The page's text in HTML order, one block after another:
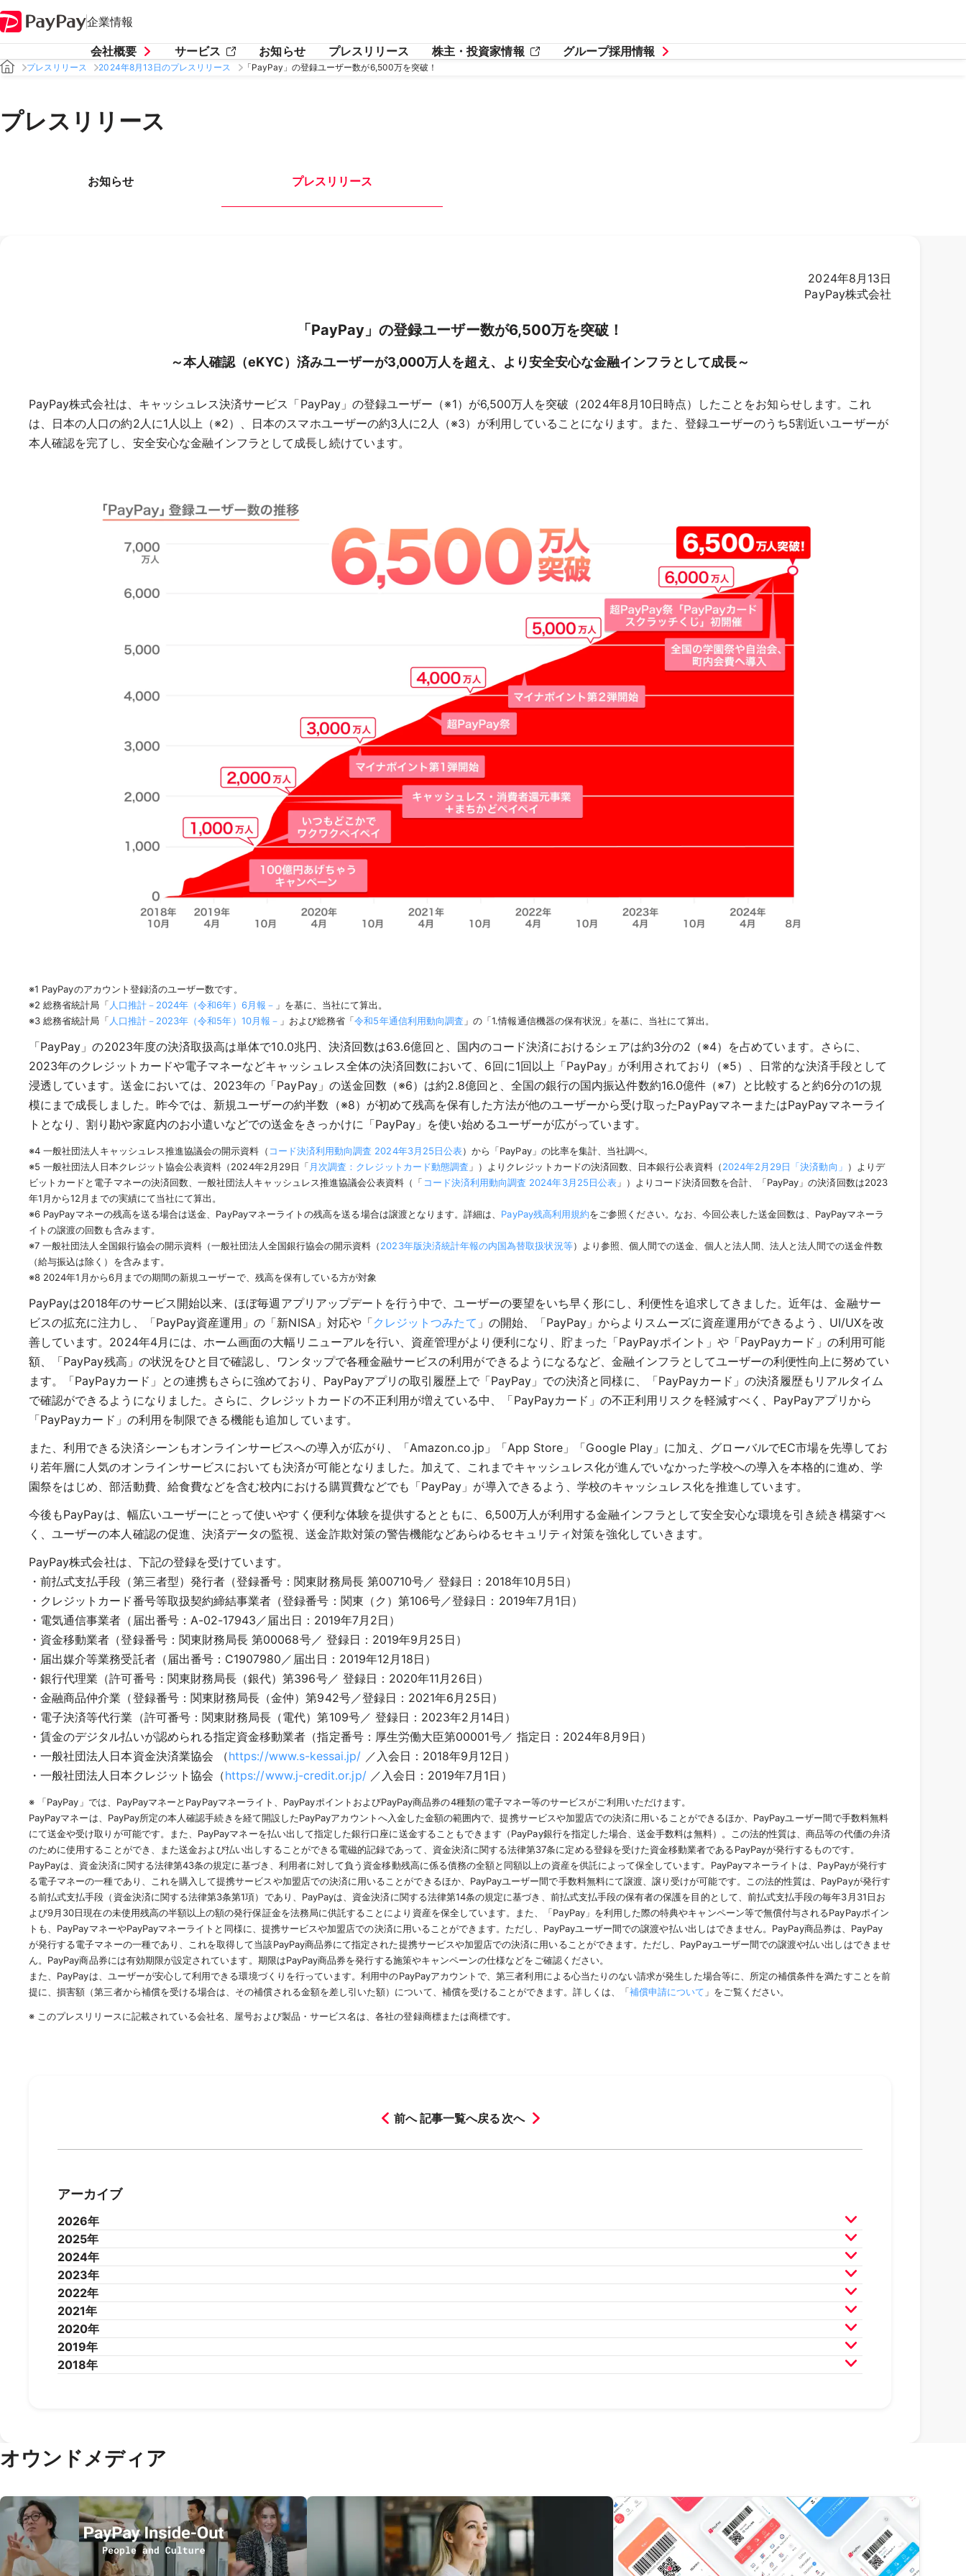
企業情報
会社概要 サービス お知らせ プレスリリース 株主・投資家情報 グループ採用情報
プレスリリース 2024年8月13日のプレスリリース 「PayPay」の登録ユーザー数が6,500万を突破！
プレスリリース
お知らせ プレスリリース
2024年8月13日
PayPay株式会社
「PayPay」の登録ユーザー数が6,500万を突破！
～本人確認（eKYC）済みユーザーが3,000万人を超え、より安全安心な金融インフラとして成長～
PayPay株式会社は、キャッシュレス決済サービス「PayPay」の登録ユーザー（※1）が6,500万人を突破（2024年8月10日時点）したことをお知らせします。これ
は、日本の人口の約2人に1人以上（※2）、日本のスマホユーザーの約3人に2人（※3）が利用していることになります。また、登録ユーザーのうち5割近いユーザーが
本人確認を完了し、安全安心な金融インフラとして成長し続けています。
※1 PayPayのアカウント登録済のユーザー数です。
※2 総務省統計局「 人口推計－2024年（令和6年）6月報－ 」を基に、当社にて算出。
※3 総務省統計局「 人口推計－2023年（令和5年）10月報－ 」および総務省「令和5年通信利用動向調査 」の「1.情報通信機器の保有状況」を基に、当社にて算出。
「PayPay」の2023年度の決済取扱高は単体で10.0兆円、決済回数は63.6億回と、国内のコード決済におけるシェアは約3分の2（※4）を占めています。さらに、
2023年のクレジットカードや電子マネーなどキャッシュレス全体の決済回数において、6回に1回以上「PayPay」が利用されており（※5）、日常的な決済手段として
浸透しています。送金においては、2023年の「PayPay」の送金回数（※6）は約2.8億回と、全国の銀行の国内振込件数約16.0億件（※7）と比較すると約6分の1の規
模にまで成長しました。昨今では、新規ユーザーの約半数（※8）が初めて残高を保有した方法が他のユーザーから受け取ったPayPayマネーまたはPayPayマネーライ
トとなり、割り勘や家庭内のお小遣いなどでの送金をきっかけに「PayPay」を使い始めるユーザーが広がっています。
※4 一般社団法人キャッシュレス推進協議会の開示資料（ コード決済利用動向調査 2024年3月25日公表）から「PayPay」の比率を集計、当社調べ。
※5 一般社団法人日本クレジット協会公表資料（2024年2月29日「 月次調査：クレジットカード動態調査 」）よりクレジットカードの決済回数、日本銀行公表資料（2024年2月29日「決済動向」 ）よりデ
ビットカードと電子マネーの決済回数、一般社団法人キャッシュレス推進協議会公表資料（「 コード決済利用動向調査 2024年3月25日公表」）よりコード決済回数を合計、「PayPay」の決済回数は2023
年1月から12月までの実績にて当社にて算出。
※6 PayPayマネーの残高を送る場合は送金、PayPayマネーライトの残高を送る場合は譲渡となります。詳細は、 PayPay残高利用規約をご参照ください。なお、今回公表した送金回数は、PayPayマネーラ
イトの譲渡の回数も含みます。
※7 一般社団法人全国銀行協会の開示資料（一般社団法人全国銀行協会の開示資料（2023年版決済統計年報の内国為替取扱状況等）より参照、個人間での送金、個人と法人間、法人と法人間での送金件数
（給与振込は除く）を含みます。
※8 2024年1月から6月までの期間の新規ユーザーで、残高を保有している方が対象
PayPayは2018年のサービス開始以来、ほぼ毎週アプリアップデートを行う中で、ユーザーの要望をいち早く形にし、利便性を追求してきました。近年は、金融サー
ビスの拡充に注力し、「PayPay資産運用」の「新NISA」対応や「クレジットつみたて 」の開始、「PayPay」からよりスムーズに資産運用ができるよう、UI/UXを改
善しています。2024年4月には、ホーム画面の大幅リニューアルを行い、資産管理がより便利になり、貯まった「PayPayポイント」や「PayPayカード」の利用可能
額、「PayPay残高」の状況をひと目で確認し、ワンタップで各種金融サービスの利用ができるようになるなど、金融インフラとしてユーザーの利便性向上に努めてい
ます。「PayPayカード」との連携もさらに強めており、PayPayアプリの取引履歴上で「PayPay」での決済と同様に、「PayPayカード」の決済履歴もリアルタイム
で確認ができるようになりました。さらに、クレジットカードの不正利用が増えている中、「PayPayカード」の不正利用リスクを軽減すべく、PayPayアプリから
「PayPayカード」の利用を制限できる機能も追加しています。
また、利用できる決済シーンもオンラインサービスへの導入が広がり、「Amazon.co.jp」「App Store」「Google Play」に加え、グローバルでEC市場を先導してお
り若年層に人気のオンラインサービスにおいても決済が可能となりました。加えて、これまでキャッシュレス化が進んでいなかった学校への導入を本格的に進め、学
園祭をはじめ、部活動費、給食費などを含む校内における購買費などでも「PayPay」が導入できるよう、学校のキャッシュレス化を推進しています。
今後もPayPayは、幅広いユーザーにとって使いやすく便利な体験を提供するとともに、6,500万人が利用する金融インフラとして安全安心な環境を引き続き構築すべ
く、ユーザーの本人確認の促進、決済データの監視、送金詐欺対策の警告機能などあらゆるセキュリティ対策を強化していきます。
PayPay株式会社は、下記の登録を受けています。
・前払式支払手段（第三者型）発行者（登録番号：関東財務局長 第00710号／ 登録日：2018年10月5日）
・クレジットカード番号等取扱契約締結事業者（登録番号：関東（ク）第106号／登録日：2019年7月1日）
・電気通信事業者（届出番号：A-02-17943／届出日：2019年7月2日）
・資金移動業者（登録番号：関東財務局長 第00068号／ 登録日：2019年9月25日）
・届出媒介等業務受託者（届出番号：C1907980／届出日：2019年12月18日）
・銀行代理業（許可番号：関東財務局長（銀代）第396号／ 登録日：2020年11月26日）
・金融商品仲介業（登録番号：関東財務局長（金仲）第942号／登録日：2021年6月25日）
・電子決済等代行業（許可番号：関東財務局長（電代）第109号／ 登録日：2023年2月14日）
・賃金のデジタル払いが認められる指定資金移動業者（指定番号：厚生労働大臣第00001号／ 指定日：2024年8月9日）
・一般社団法人日本資金決済業協会 （https://www.s-kessai.jp/ ／入会日：2018年9月12日）
・一般社団法人日本クレジット協会（https://www.j-credit.or.jp/／入会日：2019年7月1日）
※ 「PayPay」では、PayPayマネーとPayPayマネーライト、PayPayポイントおよびPayPay商品券の4種類の電子マネー等のサービスがご利用いただけます。
PayPayマネーは、PayPay所定の本人確認手続きを経て開設したPayPayアカウントへ入金した金額の範囲内で、提携サービスや加盟店での決済に用いることができるほか、PayPayユーザー間で手数料無料
にて送金や受け取りが可能です。また、PayPayマネーを払い出して指定した銀行口座に送金することもできます（PayPay銀行を指定した場合、送金手数料は無料）。この法的性質は、商品等の代価の弁済
のために使用することができ、また送金および払い出しすることができる電磁的記録であって、資金決済に関する法律第37条に定める登録を受けた資金移動業者であるPayPayが発行するものです。
PayPayは、資金決済に関する法律第43条の規定に基づき、利用者に対して負う資金移動残高に係る債務の全額と同額以上の資産を供託によって保全しています。PayPayマネーライトは、PayPayが発行す
る電子マネーの一種であり、これを購入して提携サービスや加盟店での決済に用いることができるほか、PayPayユーザー間で手数料無料にて譲渡、譲り受けが可能です。この法的性質は、PayPayが発行す
る前払式支払手段（資金決済に関する法律第3条第1項）であり、PayPayは、資金決済に関する法律第14条の規定に基づき、前払式支払手段の保有者の保護を目的として、前払式支払手段の毎年3月31日お
よび9月30日現在の未使用残高の半額以上の額の発行保証金を法務局に供託することにより資産を保全しています。また、「PayPay」を利用した際の特典やキャンペーン等で無償付与されるPayPayポイン
トも、PayPayマネーやPayPayマネーライトと同様に、提携サービスや加盟店での決済に用いることができます。ただし、PayPayユーザー間での譲渡や払い出しはできません。PayPay商品券は、PayPay
が発行する電子マネーの一種であり、これを取得して当該PayPay商品券にて指定された提携サービスや加盟店での決済に用いることができます。ただし、PayPayユーザー間での譲渡や払い出しはできませ
ん。PayPay商品券には有効期限が設定されています。期限はPayPay商品券を発行する施策やキャンペーンの仕様などをご確認ください。
また、PayPayは、ユーザーが安心して利用できる環境づくりを行っています。利用中のPayPayアカウントで、第三者利用による心当たりのない請求が発生した場合等に、所定の補償条件を満たすことを前
提に、損害額（第三者から補償を受ける場合は、その補償される金額を差し引いた額）について、補償を受けることができます。詳しくは、「補償申請について 」をご覧ください。
※ このプレスリリースに記載されている会社名、屋号および製品・サービス名は、各社の登録商標または商標です。
前へ 記事一覧へ戻る 次へ
アーカイブ
2026年
2026年7月 2026年6月 2026年5月 2026年4月 2026年3月 2026年2月
2025年
2025年12月2025年11月2025年10月2025年9月 2025年8月 2025年7月 2025年6月 2025年5月 2025年4月 2025年3月 2025年2月
2025年1月
2024年
2024年12月2024年11月2024年10月2024年9月 2024年8月 2024年7月 2024年6月 2024年5月 2024年4月 2024年3月 2024年2月
2024年1月
2023年
2023年12月2023年11月2023年10月2023年9月 2023年8月 2023年7月 2023年6月 2023年5月 2023年4月 2023年3月 2023年2月
2023年1月
2022年
2022年12月2022年11月2022年10月2022年9月 2022年8月 2022年7月 2022年6月 2022年5月 2022年4月 2022年3月 2022年2月
2022年1月
2021年
2021年12月2021年11月 2021年10月2021年9月 2021年8月 2021年7月 2021年6月 2021年5月 2021年4月 2021年3月 2021年2月
2021年1月
2020年
2020年12月2020年11月2020年10月2020年9月 2020年8月 2020年7月 2020年6月 2020年5月 2020年4月 2020年3月 2020年2月
2020年1月
2019年
2019年12月2019年11月 2019年10月2019年9月 2019年8月 2019年7月 2019年6月 2019年5月 2019年4月 2019年3月 2019年2月
2018年
オウンドメディア